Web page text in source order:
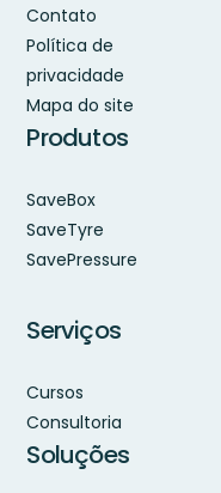
Contato
Política de
privacidade
Mapa do site
Produtos
SaveBox
SaveTyre
SavePressure
Serviços
Cursos
Consultoria
Soluções